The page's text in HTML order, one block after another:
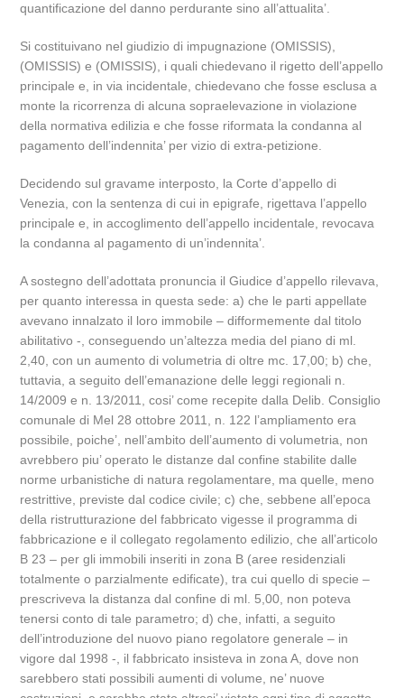
quantificazione del danno perdurante sino all’attualita’.
Si costituivano nel giudizio di impugnazione (OMISSIS),
(OMISSIS) e (OMISSIS), i quali chiedevano il rigetto dell’appello
principale e, in via incidentale, chiedevano che fosse esclusa a
monte la ricorrenza di alcuna sopraelevazione in violazione
della normativa edilizia e che fosse riformata la condanna al
pagamento dell’indennita’ per vizio di extra-petizione.
Decidendo sul gravame interposto, la Corte d’appello di
Venezia, con la sentenza di cui in epigrafe, rigettava l’appello
principale e, in accoglimento dell’appello incidentale, revocava
la condanna al pagamento di un’indennita’.
A sostegno dell’adottata pronuncia il Giudice d’appello rilevava,
per quanto interessa in questa sede: a) che le parti appellate
avevano innalzato il loro immobile – difformemente dal titolo
abilitativo -, conseguendo un’altezza media del piano di ml.
2,40, con un aumento di volumetria di oltre mc. 17,00; b) che,
tuttavia, a seguito dell’emanazione delle leggi regionali n.
14/2009 e n. 13/2011, cosi’ come recepite dalla Delib. Consiglio
comunale di Mel 28 ottobre 2011, n. 122 l’ampliamento era
possibile, poiche’, nell’ambito dell’aumento di volumetria, non
avrebbero piu’ operato le distanze dal confine stabilite dalle
norme urbanistiche di natura regolamentare, ma quelle, meno
restrittive, previste dal codice civile; c) che, sebbene all’epoca
della ristrutturazione del fabbricato vigesse il programma di
fabbricazione e il collegato regolamento edilizio, che all’articolo
B 23 – per gli immobili inseriti in zona B (aree residenziali
totalmente o parzialmente edificate), tra cui quello di specie –
prescriveva la distanza dal confine di ml. 5,00, non poteva
tenersi conto di tale parametro; d) che, infatti, a seguito
dell’introduzione del nuovo piano regolatore generale – in
vigore dal 1998 -, il fabbricato insisteva in zona A, dove non
sarebbero stati possibili aumenti di volume, ne’ nuove